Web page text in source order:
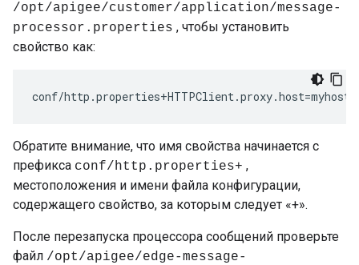
/opt/apigee/customer/application/message-
processor.properties , чтобы установить
свойство как:
conf/
Обратите внимание, что имя свойства начинается с
префикса conf/http.properties+ ,
местоположения и имени файла конфигурации,
содержащего свойство, за которым следует «+».
После перезапуска процессора сообщений проверьте
файл /opt/apigee/edge-message-